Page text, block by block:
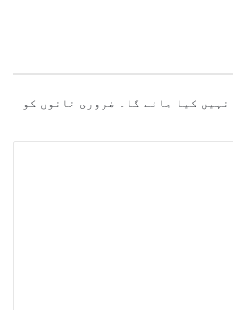
کیا جائے گا۔ ضروری خانوں کو